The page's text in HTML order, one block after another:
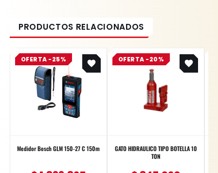
OFERTA -25%
Medidor Bosch GLM 150-27 C 150m
Original
price
was:
$ 2.445.100.
Current
price
is:
$ 1.833.825.
OFERTA -20%
GATO HIDRAULICO TIPO BOTELLA 10
TON
Original
price
was:
Current
price
is: